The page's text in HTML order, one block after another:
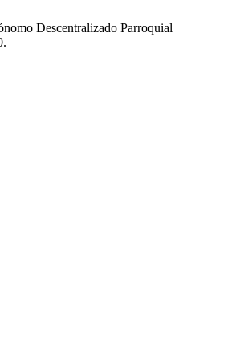
Descentralizado Parroquial